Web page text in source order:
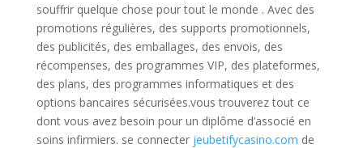
souffrir quelque chose pour tout le monde . Avec des
promotions régulières, des supports promotionnels,
des publicités, des emballages, des envois, des
récompenses, des programmes VIP, des plateformes,
des plans, des programmes informatiques et des
options bancaires sécurisées.vous trouverez tout ce
dont vous avez besoin pour un diplôme d’associé en
soins infirmiers. se connecter jeubetifycasino.com de